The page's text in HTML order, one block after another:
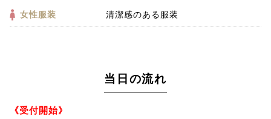
女性服装 清潔感のある服装
当日の流れ
《受付開始》